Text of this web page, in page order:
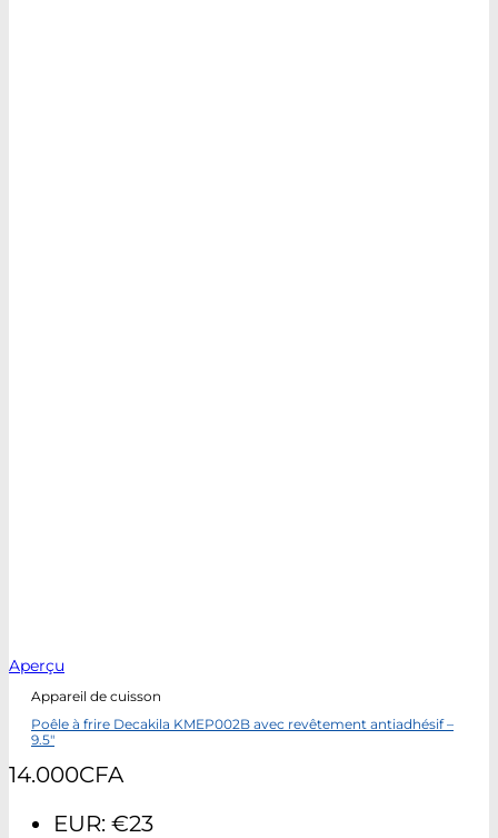
Aperçu
Appareil de cuisson
Poêle à frire Decakila KMEP002B avec revêtement antiadhésif –
9.5″
14.000CFA
EUR: €23